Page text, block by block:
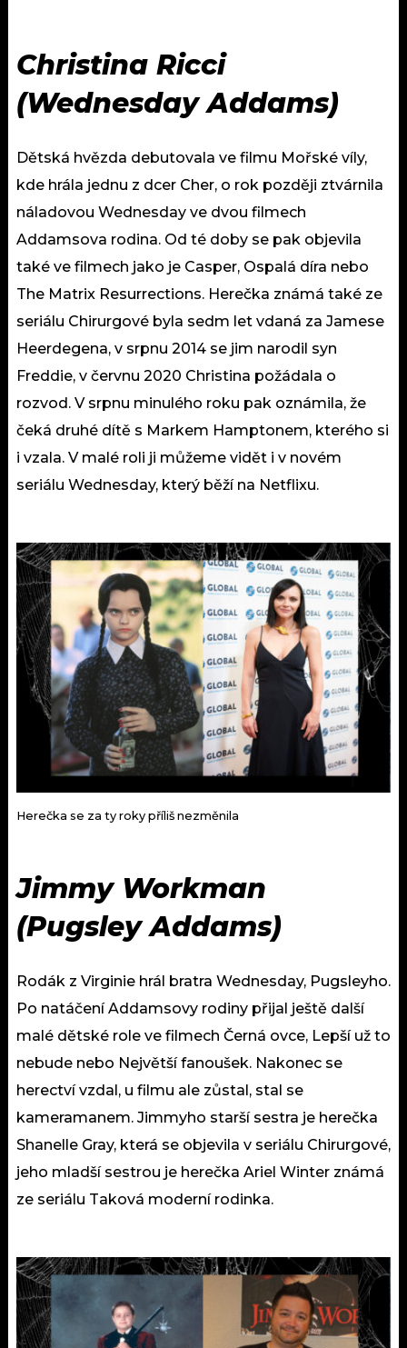
Christina Ricci
(Wednesday Addams)
Dětská hvězda debutovala ve filmu Mořské víly,
kde hrála jednu z dcer Cher, o rok později ztvárnila
náladovou Wednesday ve dvou filmech
Addamsova rodina. Od té doby se pak objevila
také ve filmech jako je Casper, Ospalá díra nebo
The Matrix Resurrections. Herečka známá také ze
seriálu Chirurgové byla sedm let vdaná za Jamese
Heerdegena, v srpnu 2014 se jim narodil syn
Freddie, v červnu 2020 Christina požádala o
rozvod. V srpnu minulého roku pak oznámila, že
čeká druhé dítě s Markem Hamptonem, kterého si
i vzala. V malé roli ji můžeme vidět i v novém
seriálu Wednesday, který běží na Netflixu.
Herečka se za ty roky příliš nezměnila
Jimmy Workman
(Pugsley Addams)
Rodák z Virginie hrál bratra Wednesday, Pugsleyho.
Po natáčení Addamsovy rodiny přijal ještě další
malé dětské role ve filmech Černá ovce, Lepší už to
nebude nebo Největší fanoušek. Nakonec se
herectví vzdal, u filmu ale zůstal, stal se
kameramanem. Jimmyho starší sestra je herečka
Shanelle Gray, která se objevila v seriálu Chirurgové,
jeho mladší sestrou je herečka Ariel Winter známá
ze seriálu Taková moderní rodinka.